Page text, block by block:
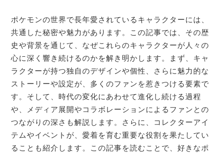
ポケモンの世界で長年愛されているキャラクターには、
共通した秘密や魅力があります。この記事では、その歴
史や背景を通じて、なぜこれらのキャラクターが人々の
心に深く響き続けるのかを解き明かします。まず、キャ
ラクターが持つ独自のデザインや個性、さらに魅力的な
ストーリーや設定が、多くのファンを惹きつける要素で
す。そして、時代の変化にあわせて進化し続ける過程
や、メディア展開やコラボレーションによるファンとの
つながりの深さも解説します。さらに、コレクターアイ
テムやイベントが、愛着を育む重要な役割を果たしてい
ることも紹介します。この記事を読むことで、好きなポ